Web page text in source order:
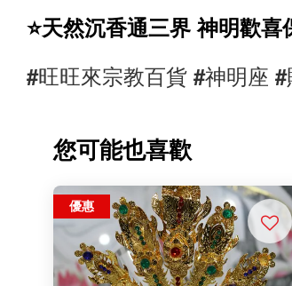
⭐️天然沉香通三界 神明歡喜
#旺旺來宗教百貨 #神明座
您可能也喜歡
優惠